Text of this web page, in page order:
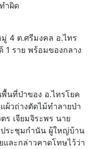
กระทำผิด
4 ต.ศรีมงคล อ.ไทร
1 ราย พร้อมของกลาง
นที่ป่าของ อ.ไทรโยค
วถ่างตัดไม้ทำลายป่า
เจียมจิระพร นาย
ประชุมกำนัน ผู้ใหญ่บ้าน
ละกล่าวคาดโทษไว้ว่า